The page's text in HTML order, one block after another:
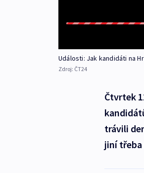
Události: Jak kandidáti na
Zdroj: ČT24
Čtvrtek
trávili
jiní třeba